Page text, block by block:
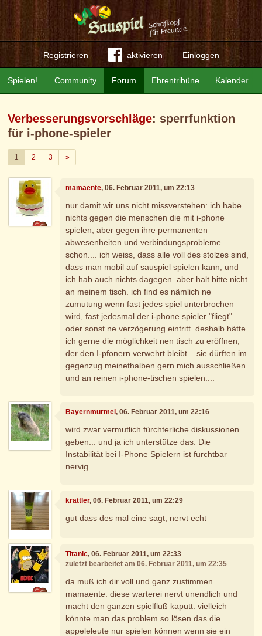
Registrieren aktivieren Einloggen
Community Forum Ehrentribüne Kalender
Spielen!
Verbesserungsvorschläge: sperrfunktion
für i-phone-spieler
1 2 3 »Weiter
mamaente, 06. Februar 2011, um 22:13
nur damit wir uns nicht missverstehen: ich habe
nichts gegen die menschen die mit i-phone
spielen, aber gegen ihre permanenten
abwesenheiten und verbindungsprobleme
schon.... ich weiss, dass alle voll des stolzes sind,
dass man mobil auf sauspiel spielen kann, und
ich hab auch nichts dagegen..aber halt bitte nicht
an meinem tisch. ich find es nämlich ne
zumutung wenn fast jedes spiel unterbrochen
wird, fast jedesmal der i-phone spieler "fliegt"
oder sonst ne verzögerung eintritt. deshalb hätte
ich gerne die möglichkeit nen tisch zu eröffnen,
der den I-pfonern verwehrt bleibt... sie dürften im
gegenzug meinethalben gern mich ausschließen
und an reinen i-phone-tischen spielen....
Bayernmurmel, 06. Februar 2011, um 22:16
wird zwar vermutlich fürchterliche diskussionen
geben... und ja ich unterstütze das. Die
Instabilität bei I-Phone Spielern ist furchtbar
nervig...
krattler, 06. Februar 2011, um 22:29
gut dass des mal eine sagt, nervt echt
Titanic, 06. Februar 2011, um 22:33
zuletzt bearbeitet am 06. Februar 2011, um 22:35
da muß ich dir voll und ganz zustimmen
mamaente. diese warterei nervt unendlich und
macht den ganzen spielfluß kaputt. vielleich
könnte man das problem so lösen das die
appeleleute nur spielen können wenn sie ein